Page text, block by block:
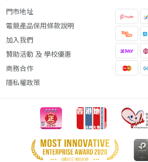
門市地址
電競產品保用條款說明
加入我們
贊助活動 及 學校優惠
商務合作
隱私權政策